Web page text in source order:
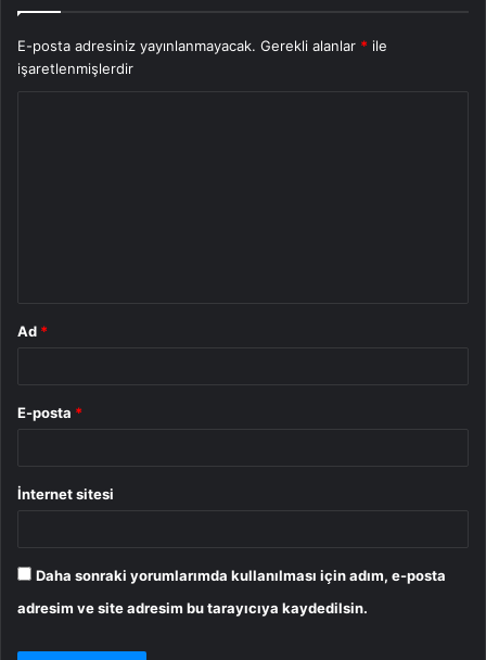
E-posta adresiniz yayınlanmayacak. Gerekli alanlar * ile
işaretlenmişlerdir
Ad *
E-posta *
İnternet sitesi
Daha sonraki yorumlarımda kullanılması için adım, e-posta
adresim ve site adresim bu tarayıcıya kaydedilsin.